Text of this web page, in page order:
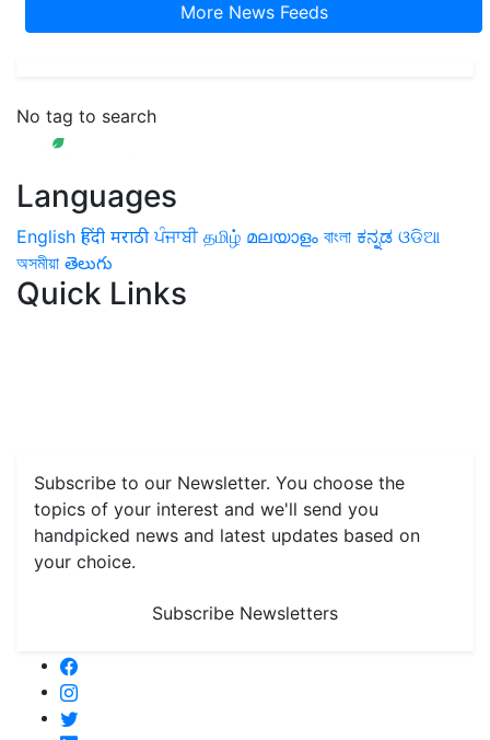
More News Feeds
No tag to search
Languages
English हिंदी मराठी ਪੰਜਾਬੀ தமிழ் മലയാളം বাংলা ಕನ್ನಡ ଓଡିଆ
অসমীয়া తెలుగు
Quick Links
Subscribe to our Newsletter. You choose the
topics of your interest and we'll send you
handpicked news and latest updates based on
your choice.
Subscribe Newsletters